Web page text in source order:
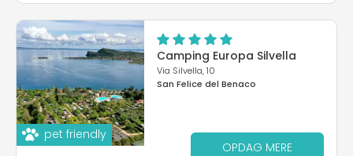
pet friendly
Camping Europa Silvella
Via Silvella, 10
San Felice del Benaco
OPDAG MERE